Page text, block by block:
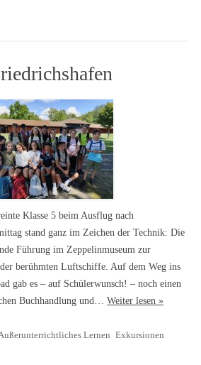
Klasse 5 beim Ausflug nach
stand ganz im Zeichen der Technik: Die
Führung im Zeppelinmuseum zur
berühmten Luftschiffe. Auf dem Weg ins
gab es – auf Schülerwunsch! – noch einen
Buchhandlung und… Weiter lesen »
Lernen Exkursionen